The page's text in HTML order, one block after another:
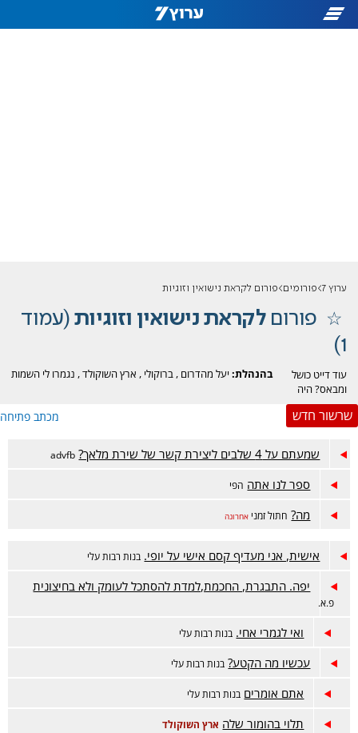
ערוץ 7 פורומים פורום לקראת נישואין וזוגיות
פורוםלקראת נישואין וזוגיות (עמוד
1)
בהנהלת: יעל מהדרום ,ברוקולי , ארץ השוקולד, נגמרו לי השמות
עוד דייט כושל
ומבאס? היה
דווקא מוצלח אבל
מתלבטים? מזל
טוב? זה המקום.
מכתב פתיחה שרשור חדש
שמעתם על 4 שלבים ליצירת קשר של שירת מלאך? advfb
ספר לנו אתה הפי
מה? חתול זמני אחרונה
אישית, אני מעדיף קסם אישי על יופי. בנות רבות עלי
יפה. התבגרת, החכמת,למדת להסתכל לעומק ולא בחיצונית
פ.א.
ואי לגמרי אחי. בנות רבות עלי
עכשיו מה הקטע? בנות רבות עלי
אתם אומרים בנות רבות עלי
תלוי בהומור שלה ארץ השוקולד